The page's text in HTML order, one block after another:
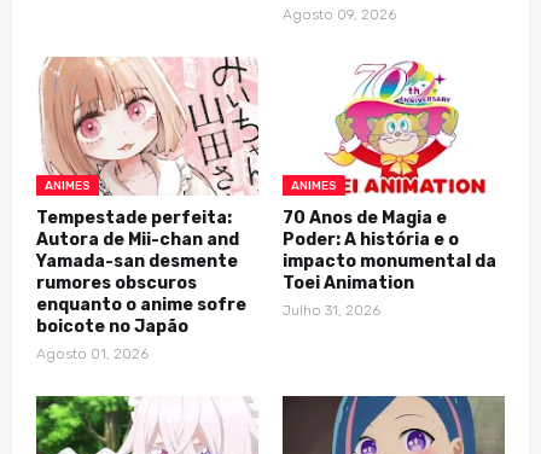
Agosto 09, 2026
ANIMES
Tempestade perfeita:
Autora de Mii-chan and
Yamada-san desmente
rumores obscuros
enquanto o anime sofre
boicote no Japão
Agosto 01, 2026
ANIMES
70 Anos de Magia e
Poder: A história e o
impacto monumental da
Toei Animation
Julho 31, 2026